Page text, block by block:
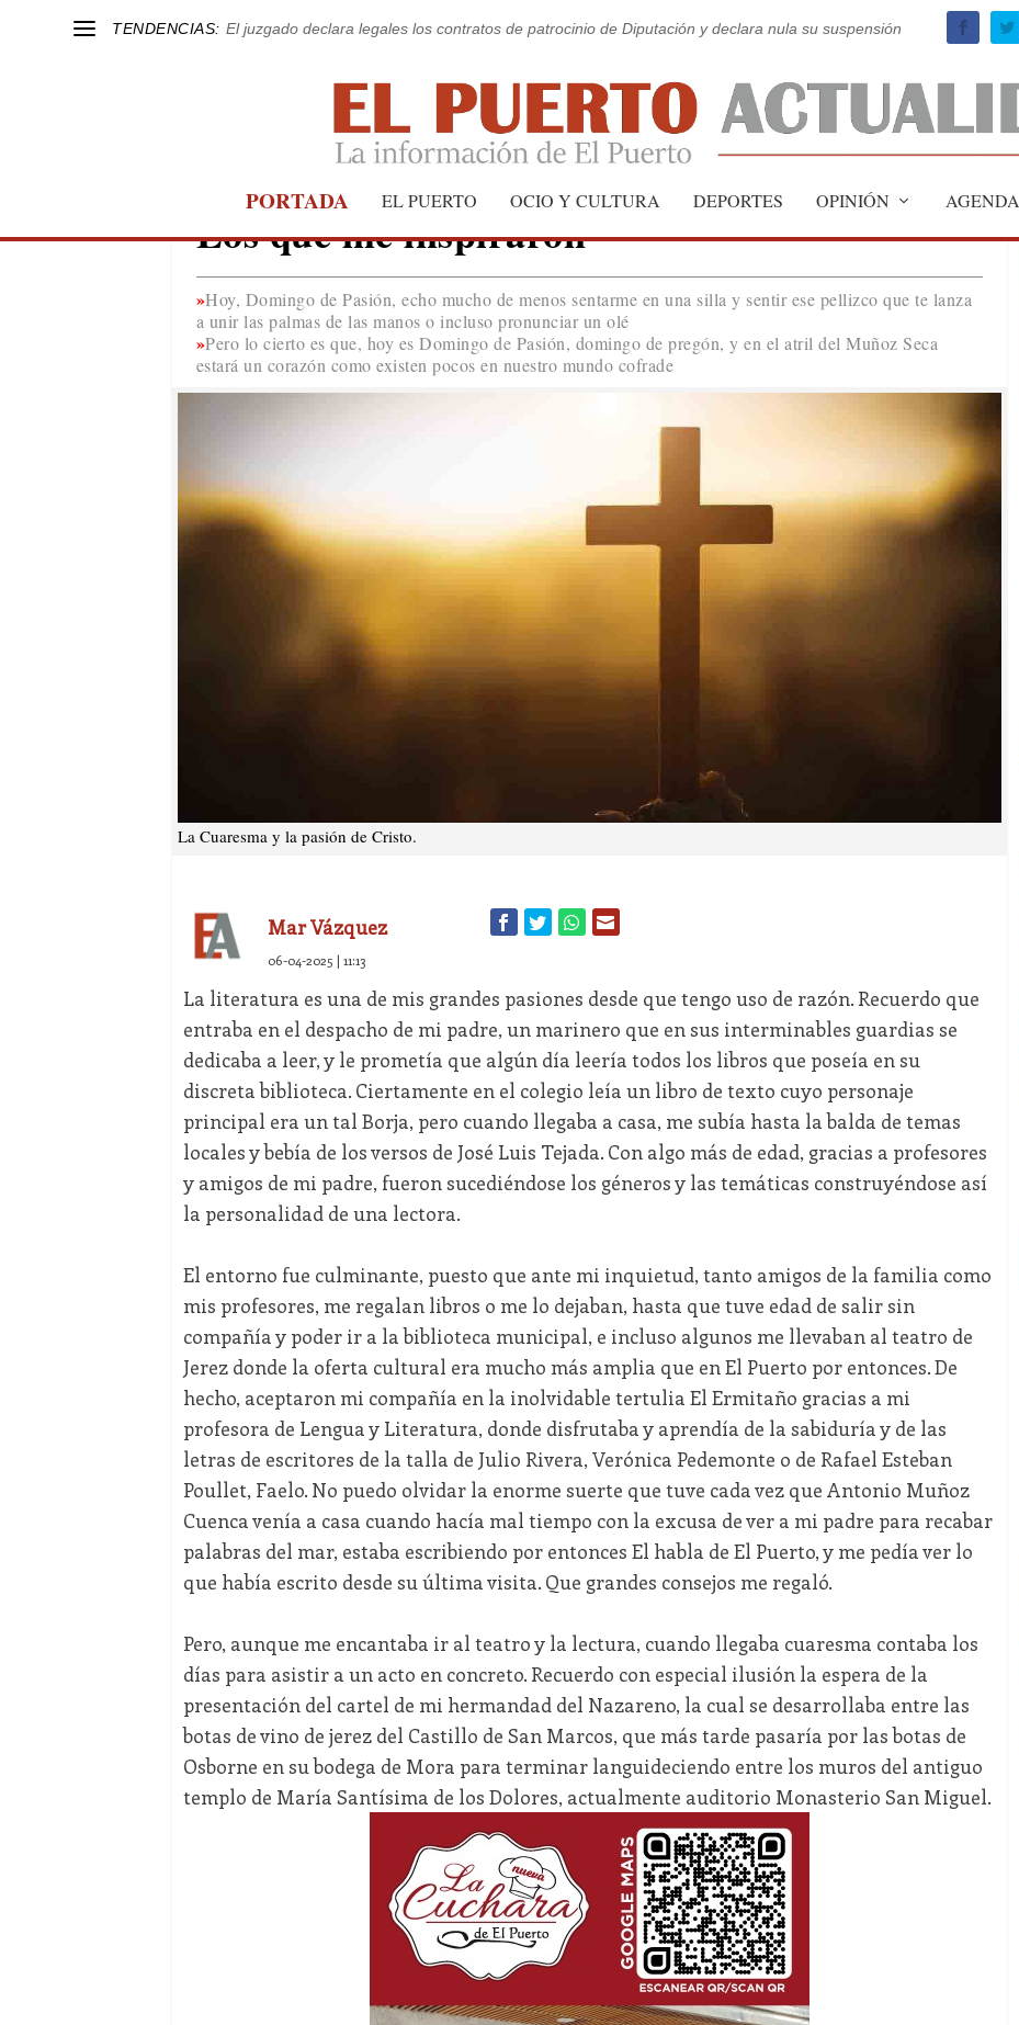
TENDENCIAS: El juzgado declara legales los contratos de patrocinio de Diputación y declara nula su suspensión
PORTADA EL PUERTO OCIO Y CULTURA DEPORTES OPINIÓN AGENDA
APASIONADOS I
Los que me inspiraron
Hoy, Domingo de Pasión, echo mucho de menos sentarme en una silla y sentir ese pellizco que te lanza
a unir las palmas de las manos o incluso pronunciar un olé
Pero lo cierto es que, hoy es Domingo de Pasión, domingo de pregón, y en el atril del Muñoz Seca
estará un corazón como existen pocos en nuestro mundo cofrade
La Cuaresma y la pasión de Cristo.
Mar Vázquez
06-04-2025 | 11:13
La literatura es una de mis grandes pasiones desde que tengo uso de razón. Recuerdo que
entraba en el despacho de mi padre, un marinero que en sus interminables guardias se
dedicaba a leer, y le prometía que algún día leería todos los libros que poseía en su
discreta biblioteca. Ciertamente en el colegio leía un libro de texto cuyo personaje
principal era un tal Borja, pero cuando llegaba a casa, me subía hasta la balda de temas
locales y bebía de los versos de José Luis Tejada. Con algo más de edad, gracias a profesores
y amigos de mi padre, fueron sucediéndose los géneros y las temáticas construyéndose así
la personalidad de una lectora.
El entorno fue culminante, puesto que ante mi inquietud, tanto amigos de la familia como
mis profesores, me regalan libros o me lo dejaban, hasta que tuve edad de salir sin
compañía y poder ir a la biblioteca municipal, e incluso algunos me llevaban al teatro de
Jerez donde la oferta cultural era mucho más amplia que en El Puerto por entonces. De
hecho, aceptaron mi compañía en la inolvidable tertulia El Ermitaño gracias a mi
profesora de Lengua y Literatura, donde disfrutaba y aprendía de la sabiduría y de las
letras de escritores de la talla de Julio Rivera, Verónica Pedemonte o de Rafael Esteban
Poullet, Faelo. No puedo olvidar la enorme suerte que tuve cada vez que Antonio Muñoz
Cuenca venía a casa cuando hacía mal tiempo con la excusa de ver a mi padre para recabar
palabras del mar, estaba escribiendo por entonces El habla de El Puerto, y me pedía ver lo
que había escrito desde su última visita. Que grandes consejos me regaló.
Pero, aunque me encantaba ir al teatro y la lectura, cuando llegaba cuaresma contaba los
días para asistir a un acto en concreto. Recuerdo con especial ilusión la espera de la
presentación del cartel de mi hermandad del Nazareno, la cual se desarrollaba entre las
botas de vino de jerez del Castillo de San Marcos, que más tarde pasaría por las botas de
Osborne en su bodega de Mora para terminar languideciendo entre los muros del antiguo
templo de María Santísima de los Dolores, actualmente auditorio Monasterio San Miguel.